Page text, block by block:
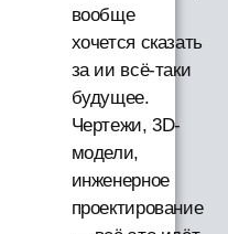
вообще
хочется сказать
за ии всё-таки
будущее.
Чертежи, 3D-
модели,
инженерное
проектирование